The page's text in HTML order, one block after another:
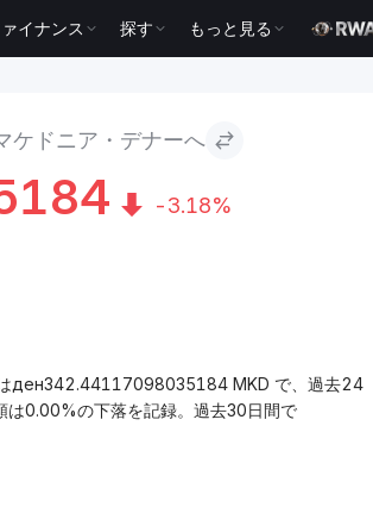
イナンス 探す もっと見る
ケドニア・デナーへ
-3.18%
ден342.44117098035184 MKD で、過去24
0.00%の下落を記録。過去30日間で